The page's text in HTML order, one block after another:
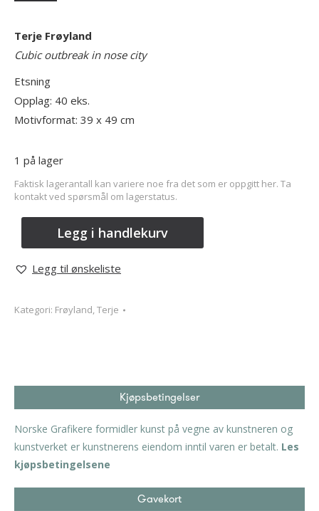
Terje Frøyland
Cubic outbreak in nose city
Etsning
Opplag: 40 eks.
Motivformat: 39 x 49 cm
1 på lager
Faktisk lagerantall kan variere noe fra det som er oppgitt her. Ta
kontakt ved spørsmål om lagerstatus.
Legg i handlekurv
Legg til ønskeliste
Kategori: Frøyland, Terje
Kjøpsbetingelser
Norske Grafikere formidler kunst på vegne av kunstneren og
kunstverket er kunstnerens eiendom inntil varen er betalt. Les
kjøpsbetingelsene
Gavekort